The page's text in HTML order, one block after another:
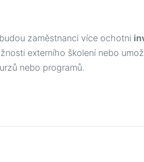
zaměstnanci více ochotni
externího školení nebo
nebo programů.